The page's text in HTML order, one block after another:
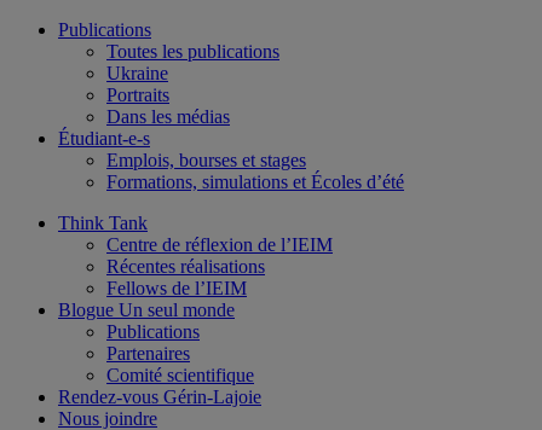
Publications
Toutes les publications
Ukraine
Portraits
Dans les médias
Étudiant-e-s
Emplois, bourses et stages
Formations, simulations et Écoles d’été
Think Tank
Centre de réflexion de l’IEIM
Récentes réalisations
Fellows de l’IEIM
Blogue Un seul monde
Publications
Partenaires
Comité scientifique
Rendez-vous Gérin-Lajoie
Nous joindre